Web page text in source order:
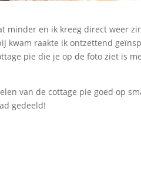
minder en ik kreeg direct weer
kwam raakte ik ontzettend
pie die je op de foto ziet is
van de cottage pie goed op
gedeeld!